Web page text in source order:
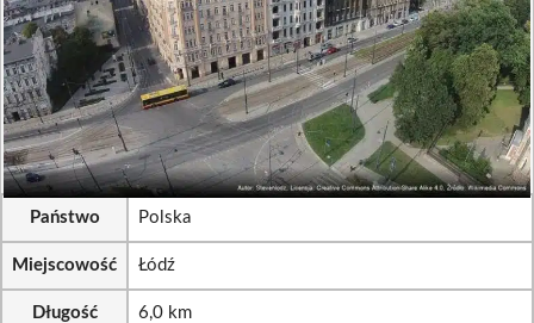
Państwo Polska
Miejscowość Łódź
Długość 6,0 km